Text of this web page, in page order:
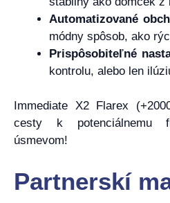
Automatizované
módny spôsob, ako
Prispôsobiteľné
kontrolu, alebo len
Immediate X2 Flarex
cesty k potenciálnemu
úsmevom!
Partnerskí